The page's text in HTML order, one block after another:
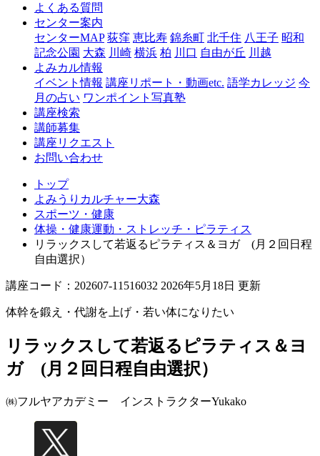
森
よくある質問
センター案内
センターMAP 荻窪 恵比寿 錦糸町 北千住 八王子 昭和
記念公園 大森 川崎 横浜 柏 川口 自由が丘 川越
よみカル情報
イベント情報 講座リポート・動画etc. 語学カレッジ 今
月の占い ワンポイント写真塾
講座検索
講師募集
講座リクエスト
お問い合わせ
トップ
よみうりカルチャー大森
スポーツ・健康
体操・健康運動・ストレッチ・ピラティス
リラックスして若返るピラティス＆ヨガ (月２回日程
自由選択）
講座コード：202607-11516032 2026年5月18日 更新
体幹を鍛え・代謝を上げ・若い体になりたい
リラックスして若返るピラティス＆ヨ
ガ (月２回日程自由選択）
㈱フルヤアカデミー インストラクターYukako